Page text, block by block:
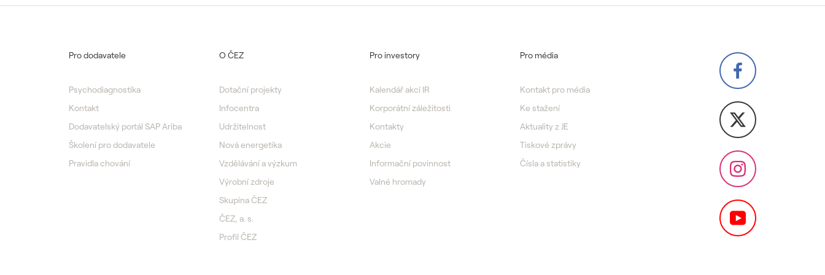
Pro dodavatele
Psychodiagnostika
Kontakt
Dodavatelský portál SAP Ariba
Školení pro dodavatele
Pravidla chování
O ČEZ
Dotační projekty
Infocentra
Udržitelnost
Nová energetika
Vzdělávání a výzkum
Výrobní zdroje
Skupina ČEZ
ČEZ, a. s.
Profil ČEZ
Pro investory
Kalendář akcí IR
Korporátní záležitosti
Kontakty
Akcie
Informační povinnost
Valné hromady
Pro média
Kontakt pro média
Ke stažení
Aktuality z JE
Tiskové zprávy
Čísla a statistiky